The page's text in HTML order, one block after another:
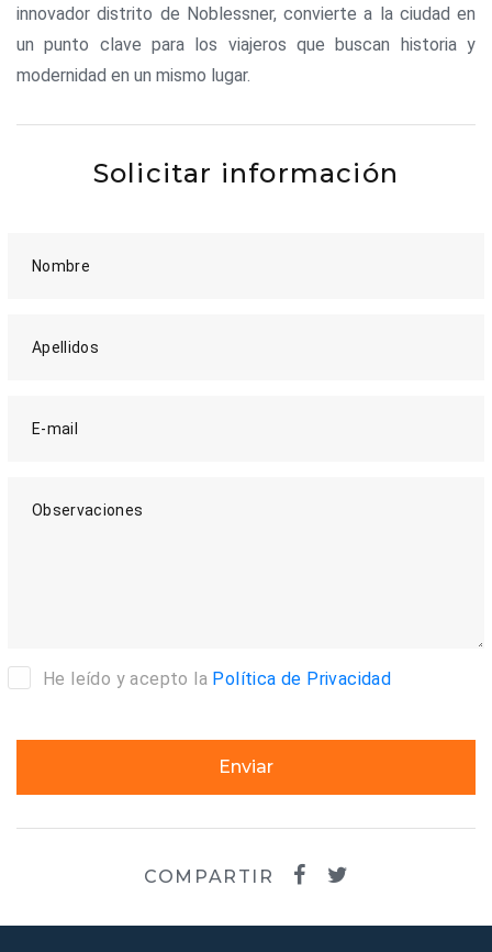
innovador distrito de Noblessner, convierte a la ciudad en
un punto clave para los viajeros que buscan historia y
modernidad en un mismo lugar.
Solicitar información
Nombre
Apellidos
E-mail
Observaciones
He leído y acepto la Política de Privacidad
Enviar
COMPARTIR